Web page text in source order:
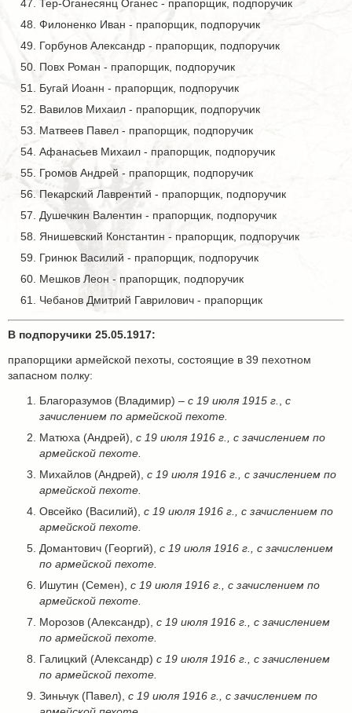
Тер-Оганесянц Оганес - прапорщик, подпоручик
Филоненко Иван - прапорщик, подпоручик
Горбунов Александр - прапорщик, подпоручик
Повх Роман - прапорщик, подпоручик
Бугай Иоанн - прапорщик, подпоручик
Вавилов Михаил - прапорщик, подпоручик
Матвеев Павел - прапорщик, подпоручик
Афанасьев Михаил - прапорщик, подпоручик
Громов Андрей - прапорщик, подпоручик
Пекарский Лаврентий - прапорщик, подпоручик
Душечкин Валентин - прапорщик, подпоручик
Янишевский Константин - прапорщик, подпоручик
Гринюк Василий - прапорщик, подпоручик
Мешков Леон - прапорщик, подпоручик
Чебанов Дмитрий Гаврилович - прапорщик
В подпоручики 25.05.1917:
прапорщики армейской пехоты, состоящие в 39 пехотном
запасном полку:
Благоразумов (Владимир) – с 19 июля 1915 г.
с
зачислением по армейской пехоте.
Матюха (Андрей), с 19 июля 1916 г.,
с зачислением по
армейской пехоте.
Михайлов (Андрей), с 19 июля 1916 г.,
с зачислением по
армейской пехоте.
Овсейко (Василий), с 19 июля 1916 г.,
с зачислением по
армейской пехоте.
Домантович (Георгий), с 19 июля 1916 г.,
с зачислением
по армейской пехоте.
Ишутин (Семен), с 19 июля 1916 г.,
с зачислением по
армейской пехоте.
Морозов (Александр), с 19 июля 1916 г.,
с зачислением
по армейской пехоте.
Галицкий (Александр) с 19 июля 1916 г.,
с зачислением
по армейской пехоте.
Зиньчук (Павел), с 19 июля 1916 г.,
с зачислением по